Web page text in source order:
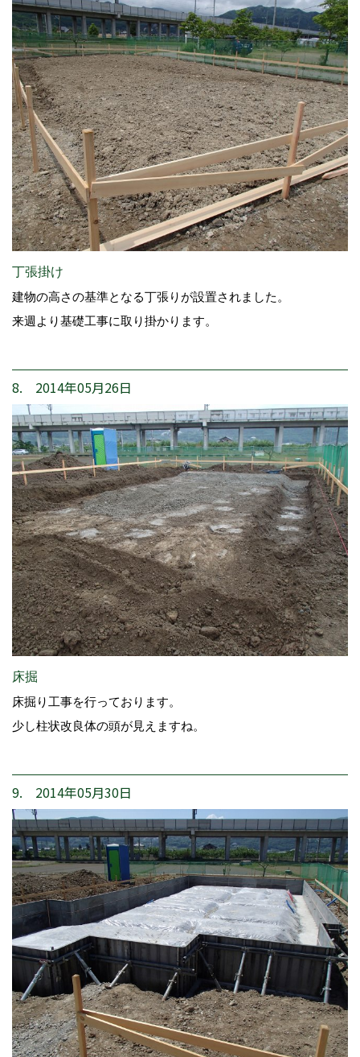
丁張掛け
建物の高さの基準となる丁張りが設置されました。
来週より基礎工事に取り掛かります。
8. 2014年05月26日
床掘
床掘り工事を行っております。
少し柱状改良体の頭が見えますね。
9. 2014年05月30日